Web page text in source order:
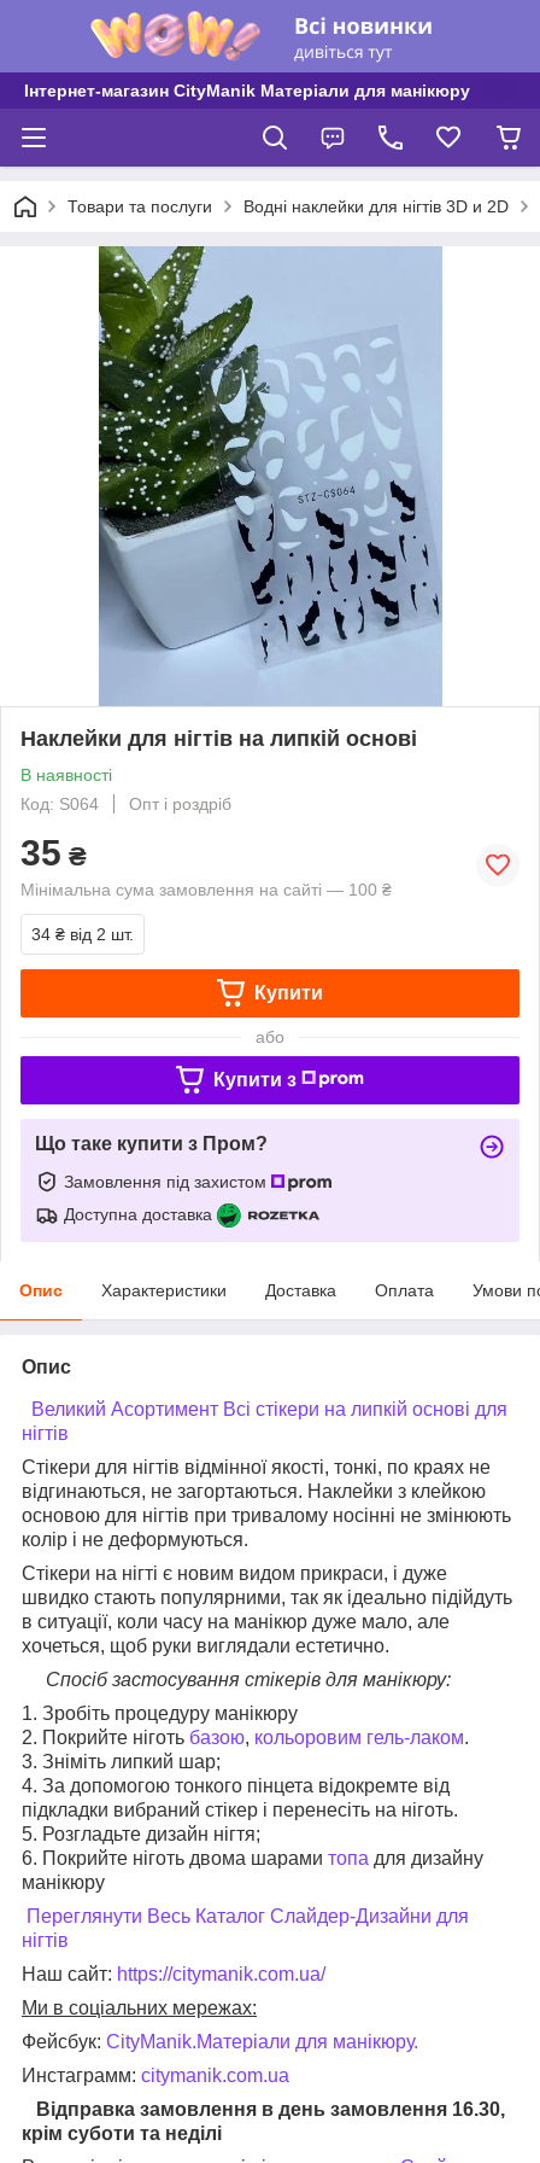
Інтернет-магазин CityManik Матеріали для манікюру
Товари та послуги Водні наклейки для нігтів 3D и 2D
Наклейки для нігтів на липкій основі
В наявності
Код: S064
Опт і роздріб
35 ₴
Мінімальна сума замовлення на сайті — 100 ₴
34 ₴ від 2 шт.
Купити
або
Купити з
Що таке купити з Пром?
Замовлення під захистом
Доступна доставка
Опис Характеристики Доставка Оплата Умови
Опис
Великий Асортимент Всі стікери на липкій основі для
нігтів
Стікери для нігтів відмінної якості, тонкі, по краях не
відгинаються, не загортаються. Наклейки з клейкою
основою для нігтів при тривалому носінні не змінюють
колір і не деформуються.
Стікери на нігті є новим видом прикраси, і дуже
швидко стають популярними, так як ідеально підійдуть
в ситуації, коли часу на манікюр дуже мало, але
хочеться, щоб руки виглядали естетично.
Спосіб застосування стікерів для манікюру:
1. Зробіть процедуру манікюру
2. Покрийте ніготь базою, кольоровим гель-лаком.
3. Зніміть липкий шар;
4. За допомогою тонкого пінцета відокремте від
підкладки вибраний стікер і перенесіть на ніготь.
5. Розгладьте дизайн нігтя;
6. Покрийте ніготь двома шарами топа для дизайну
манікюру
Переглянути Весь Каталог Слайдер-Дизайни для
нігтів
Наш сайт: https://citymanik.com.ua/
Ми в соціальних мережах:
Фейсбук: CityManik.Матеріали для манікюру.
Инстаграмм: citymanik.com.ua
Відправка замовлення в день замовлення 16.30,
крім суботи та неділі